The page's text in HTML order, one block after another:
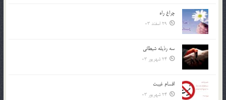
چراغ راه
29 اسفند 03
سه رذیله شیطانی
24 شهریور 03
اقسام غيبت
24 شهریور 03